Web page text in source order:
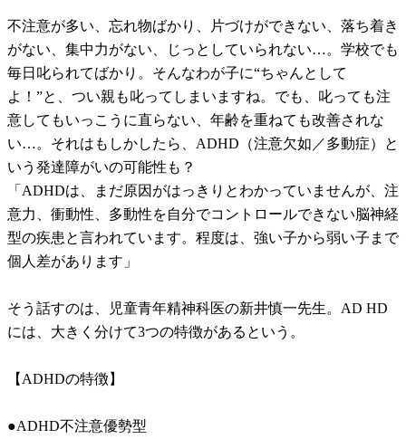
不注意が多い、忘れ物ばかり、片づけができない、落ち着き
がない、集中力がない、じっとしていられない…。学校でも
毎日叱られてばかり。そんなわが子に“ちゃんとして
よ！”と、つい親も叱ってしまいますね。でも、叱っても注
意してもいっこうに直らない、年齢を重ねても改善されな
い…。それはもしかしたら、ADHD（注意欠如／多動症）と
いう発達障がいの可能性も？
「ADHDは、まだ原因がはっきりとわかっていませんが、注
意力、衝動性、多動性を自分でコントロールできない脳神経
型の疾患と言われています。程度は、強い子から弱い子まで
個人差があります」
そう話すのは、児童青年精神科医の新井慎一先生。AD HD
には、大きく分けて3つの特徴があるという。
【ADHDの特徴】
●ADHD不注意優勢型